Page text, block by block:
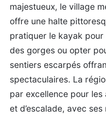
majestueux, le village
offre une halte
pratiquer le kayak
des gorges ou opter
sentiers escarpés
spectaculaires. La
par excellence pour
et d’escalade, avec